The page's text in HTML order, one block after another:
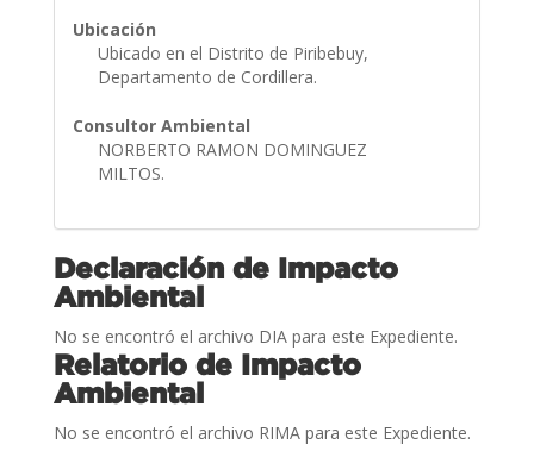
Ubicación
Ubicado en el Distrito de Piribebuy,
Departamento de Cordillera.
Consultor Ambiental
NORBERTO RAMON DOMINGUEZ
MILTOS.
Declaración de Impacto
Ambiental
No se encontró el archivo DIA para este Expediente.
Relatorio de Impacto
Ambiental
No se encontró el archivo RIMA para este Expediente.